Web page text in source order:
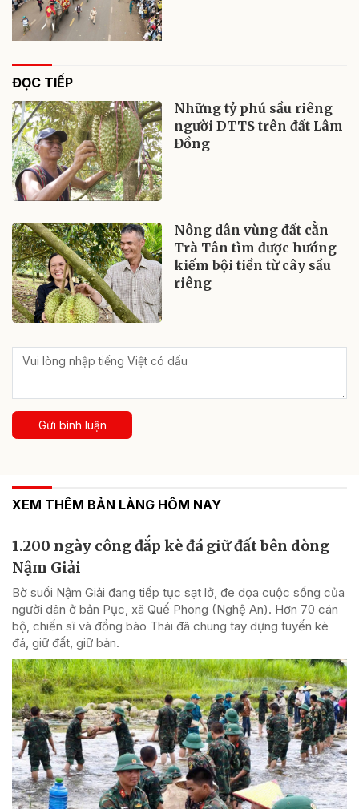
ĐỌC TIẾP
Những tỷ phú sầu riêng
người DTTS trên đất Lâm
Đồng
Nông dân vùng đất cằn
Trà Tân tìm được hướng
kiếm bội tiền từ cây sầu
riêng
Gửi bình luận
XEM THÊM BẢN LÀNG HÔM NAY
1.200 ngày công đắp kè đá giữ đất bên dòng
Nậm Giải
Bờ suối Nậm Giải đang tiếp tục sạt lở, đe dọa cuộc sống của
người dân ở bản Pục, xã Quế Phong (Nghệ An). Hơn 70 cán
bộ, chiến sĩ và đồng bào Thái đã chung tay dựng tuyến kè
đá, giữ đất, giữ bản.